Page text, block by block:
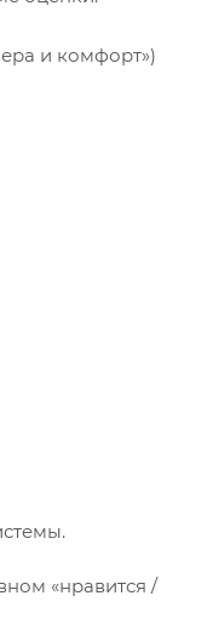
и комфорт»)
«нравится /